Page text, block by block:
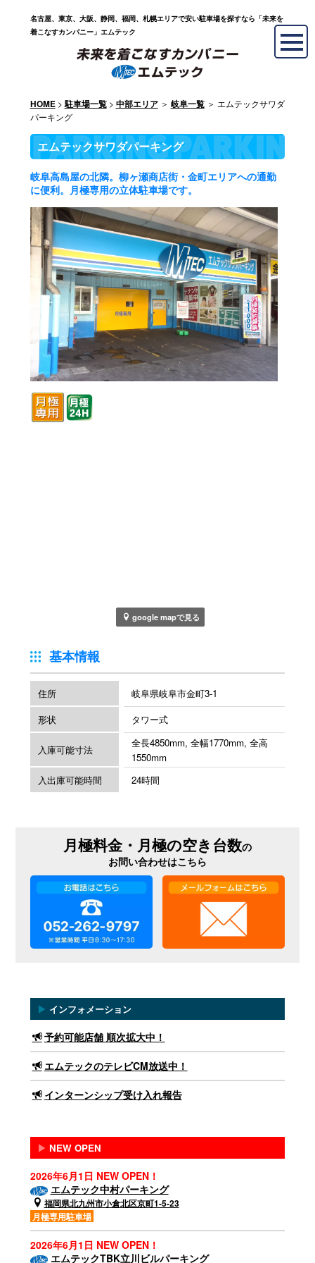
名古屋、東京、大阪、静岡、福岡、札幌エリアで安い駐車場を探すなら「未来を
着こなすカンパニー」エムテック
HOME> 駐車場一覧> 中部エリア＞ 岐阜一覧＞ エムテックサワダ
パーキング
エムテックサワダパーキング
岐阜高島屋の北隣。柳ヶ瀬商店街・金町エリアへの通勤
に便利。月極専用の立体駐車場です。
google mapで見る
基本情報
住所
岐阜県岐阜市金町3-1
形状
タワー式
入庫可能寸法
全長4850mm, 全幅1770mm, 全高
1550mm
入出庫可能時間
24時間
月極料金・月極の空き台数の
お問い合わせはこちら
▶ インフォメーション
予約可能店舗 順次拡大中！
エムテックのテレビCM放送中！
インターンシップ受け入れ報告
▶ NEW OPEN
2026年6月1日 NEW OPEN！
エムテック中村パーキング
福岡県北九州市小倉北区京町1-5-23
月極専用駐車場
2026年6月1日 NEW OPEN！
エムテックTBK立川ビルパーキング